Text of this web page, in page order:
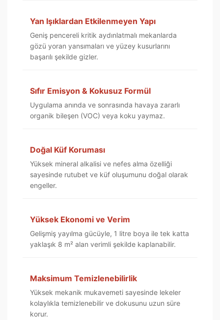
Yan Işıklardan Etkilenmeyen Yapı
Geniş pencereli kritik aydınlatmalı mekanlarda
gözü yoran yansımaları ve yüzey kusurlarını
başarılı şekilde gizler.
Sıfır Emisyon & Kokusuz Formül
Uygulama anında ve sonrasında havaya zararlı
organik bileşen (VOC) veya koku yaymaz.
Doğal Küf Koruması
Yüksek mineral alkalisi ve nefes alma özelliği
sayesinde rutubet ve küf oluşumunu doğal olarak
engeller.
Yüksek Ekonomi ve Verim
Gelişmiş yayılma gücüyle, 1 litre boya ile tek katta
yaklaşık 8 m² alan verimli şekilde kaplanabilir.
Maksimum Temizlenebilirlik
Yüksek mekanik mukavemeti sayesinde lekeler
kolaylıkla temizlenebilir ve dokusunu uzun süre
korur.